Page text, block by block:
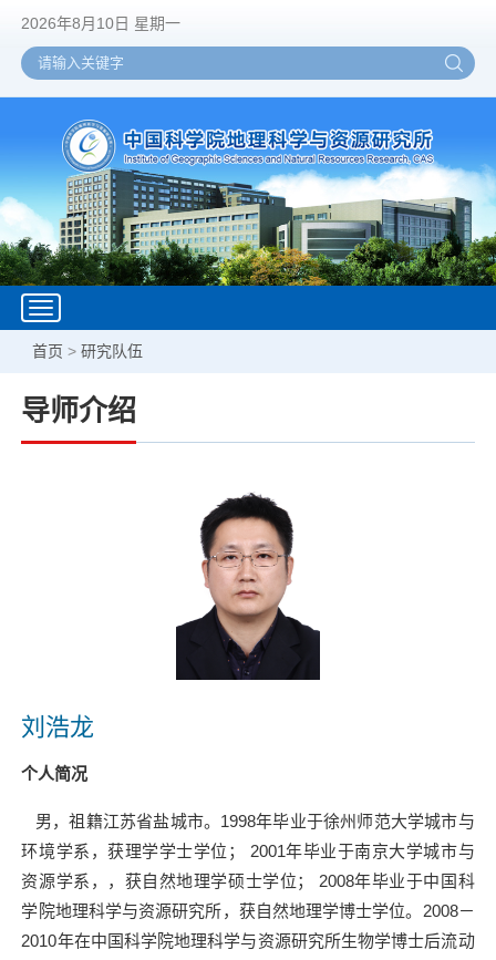
2026年8月10日 星期一
Toggle
navigation
首页 >研究队伍
导师介绍
刘浩龙
个人简况
男，祖籍江苏省盐城市。 1998年毕业于徐州师范大学城市与
环境学系，获理学学士学位；
2001年毕业于南京大学城市与
资源学系，，获自然地理学硕士学位；
2008年毕业于中国科
学院地理科学与资源研究所，获自然地理学博士学位。 2008－
2010年在中国科学院地理科学与资源研究所生物学博士后流动